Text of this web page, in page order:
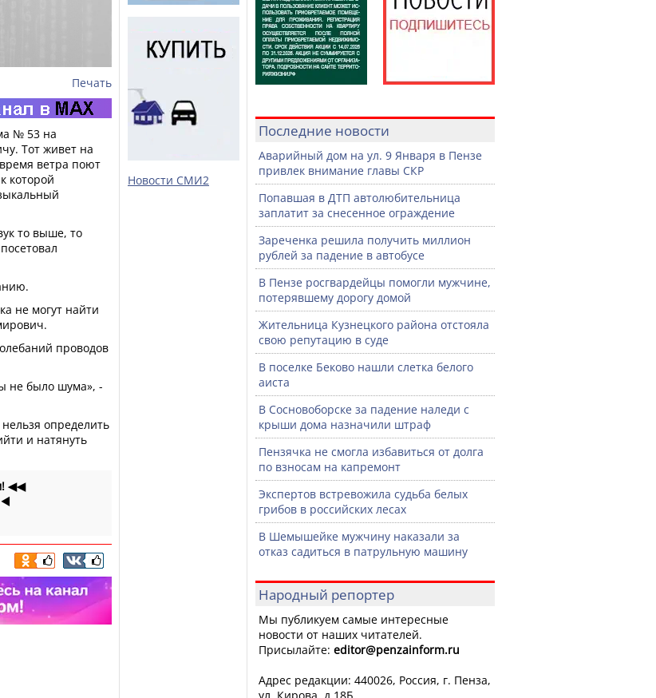
Печать
№ 53 на
Тот живет на
ветра поют
которой
то выше, то
не могут найти
проводов
не было шума», -
определить
и натянуть
◀◀
◀️
Новости СМИ2
Последние новости
Аварийный дом на ул. 9 Января в Пензе
привлек внимание главы СКР
Попавшая в ДТП автолюбительница
заплатит за снесенное ограждение
Зареченка решила получить миллион
рублей за падение в автобусе
В Пензе росгвардейцы помогли мужчине,
потерявшему дорогу домой
Жительница Кузнецкого района отстояла
свою репутацию в суде
В поселке Беково нашли слетка белого
аиста
В Сосновоборске за падение наледи с
крыши дома назначили штраф
Пензячка не смогла избавиться от долга
по взносам на капремонт
Экспертов встревожила судьба белых
грибов в российских лесах
В Шемышейке мужчину наказали за
отказ садиться в патрульную машину
Народный репортер
Мы публикуем самые интересные
новости от наших читателей.
Присылайте: editor@penzainform.ru
Адрес редакции: 440026, Россия, г. Пенза,